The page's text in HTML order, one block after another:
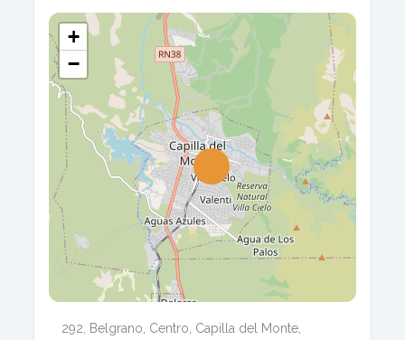
+
−
292, Belgrano, Centro, Capilla del Monte,